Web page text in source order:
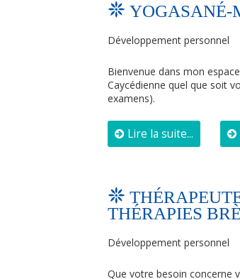
YOGASANÉ-
Développement personnel
Bienvenue dans mon
Caycédienne quel que soit
examens).
Lire la suite...
THÉRAPIES
Développement personnel
Que votre besoin concerne